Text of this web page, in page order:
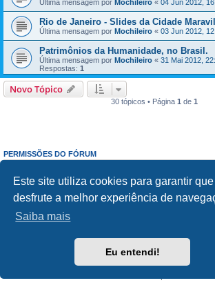
Este site utiliza cookies para garantir
desfrute a melhor experiência de
Saiba mais
Eu entendi!
Última mensagem por Mochileiro « 04 Jun 2012,
Rio de Janeiro - Slides da Cidade
Última mensagem por Mochileiro « 03 Jun 2012,
Patrimônios da Humanidade, no Brasil.
Última mensagem por Mochileiro « 31 Mai 2012,
Respostas: 1
Novo Tópico
30 tópicos • Página 1 de 1
PERMISSÕES DO FÓRUM
Responder mensagens:
Proibido
Editar mensagens:Proibido
Excluir mensagens:Proibido
phpBB® Forum Software © phpBB
Suporte phpBB